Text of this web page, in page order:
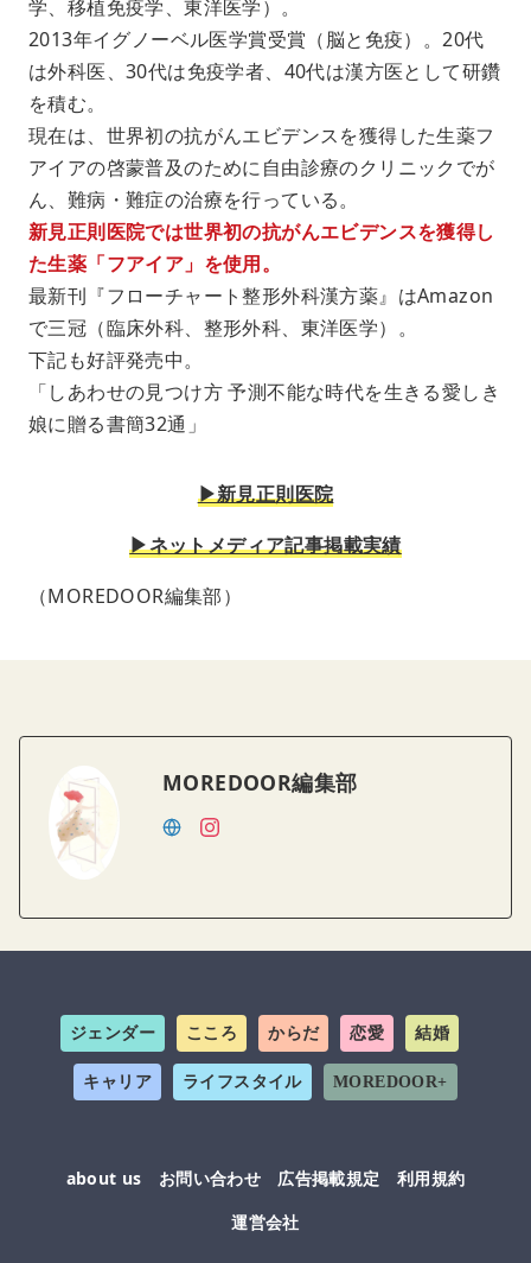
学、移植免疫学、東洋医学）。
2013年イグノーベル医学賞受賞（脳と免疫）。20代
は外科医、30代は免疫学者、40代は漢方医として研鑽
を積む。
現在は、世界初の抗がんエビデンスを獲得した生薬フ
アイアの啓蒙普及のために自由診療のクリニックでが
ん、難病・難症の治療を行っている。
新見正則医院では世界初の抗がんエビデンスを獲得し
た生薬「フアイア」を使用。
最新刊『フローチャート整形外科漢方薬』はAmazon
で三冠（臨床外科、整形外科、東洋医学）。
下記も好評発売中。
「しあわせの見つけ方 予測不能な時代を生きる愛しき
娘に贈る書簡32通」
▶︎新見正則医院
▶︎ネットメディア記事掲載実績
（MOREDOOR編集部）
MOREDOOR編集部
ジェンダー こころ からだ 恋愛 結婚
キャリア ライフスタイル MOREDOOR+
about us お問い合わせ 広告掲載規定
利用規約
運営会社